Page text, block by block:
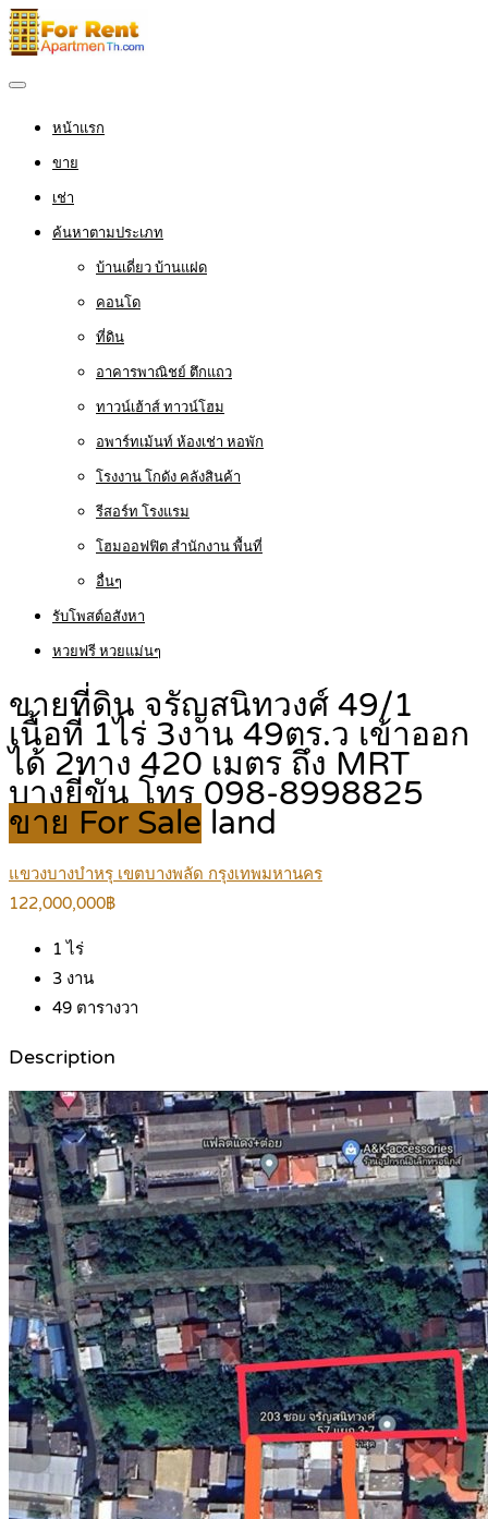
หน้าแรก
ขาย
เช่า
ค้นหาตามประเภท
บ้านเดี่ยว บ้านแฝด
คอนโด
ที่ดิน
อาคารพาณิชย์ ตึกแถว
ทาวน์เฮ้าส์ ทาวน์โฮม
อพาร์ทเม้นท์ ห้องเช่า หอพัก
โรงงาน โกดัง คลังสินค้า
รีสอร์ท โรงแรม
โฮมออฟฟิต สำนักงาน พื้นที่
อื่นๆ
รับโพสต์อสังหา
หวยฟรี หวยแม่นๆ
ขายที่ดิน จรัญสนิทวงศ์ 49/1
เนื้อที่ 1ไร่ 3งาน 49ตร.ว เข้าออก
ได้ 2ทาง 420 เมตร ถึง MRT
บางยี่ขัน โทร 098-8998825
ขาย For Sale land
แขวงบางบำหรุ เขตบางพลัด กรุงเทพมหานคร
122,000,000฿
1 ไร่
3 งาน
49 ตารางวา
Description